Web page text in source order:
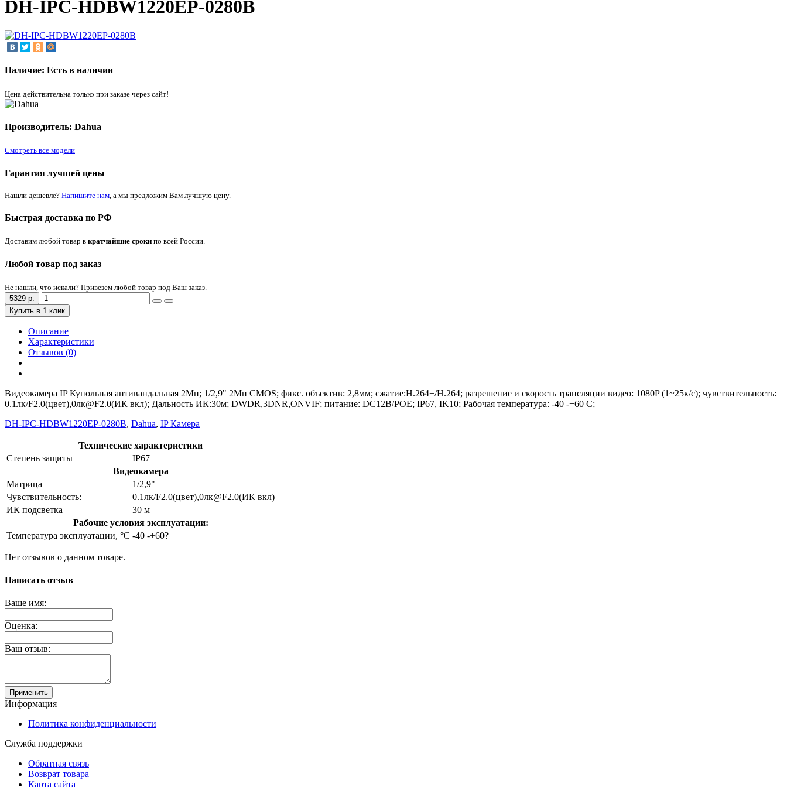
DH-IPC-HDBW1220EP-0280B
Наличие: Есть в наличии
Цена действительна только при заказе через сайт!
Производитель: Dahua
Смотреть все модели
Гарантия лучшей цены
Нашли дешевле? Напишите нам , а мы предложим Вам лучшую цену.
Быстрая доставка по РФ
Доставим любой товар в кратчайшие сроки по всей России.
Любой товар под заказ
Не нашли, что искали? Привезем любой товар под Ваш заказ.
5329 р.
Купить в 1 клик
Описание
Характеристики
Отзывов (0)
Видеокамера IP Купольная антивандальная 2Mп; 1/2,9" 2Mп CMOS; фикс. объектив: 2,8мм; сжатие:H.264+/H.264; разрешение и скорость трансляции видео: 1080P (1~25к/c); чувствительность:
0.1лк/F2.0(цвет),0лк@F2.0(ИК вкл); Дальность ИК:30м; DWDR,3DNR,ONVIF; питание: DC12В/PОE; IP67, IK10; Рабочая температура: -40 -+60 С;
DH-IPC-HDBW1220EP-0280B, Dahua, IP Камера
Технические характеристики
Степень защиты
IP67
Видеокамера
Матрица
1/2,9"
Чувствительность:
0.1лк/F2.0(цвет),0лк@F2.0(ИК вкл)
ИК подсветка
30 м
Рабочие условия эксплуатации:
Температура эксплуатации, °C -40 -+60?
Нет отзывов о данном товаре.
Написать отзыв
Ваше имя:
Оценка:
Ваш отзыв:
Применить
Информация
Политика конфиденциальности
Служба поддержки
Обратная связь
Возврат товара
Карта сайта